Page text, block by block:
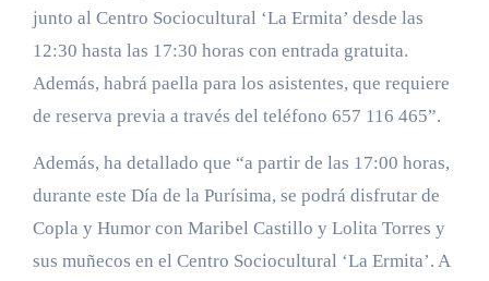
junto al Centro Sociocultural ‘La Ermita’ desde las
12:30 hasta las 17:30 horas con entrada gratuita.
Además, habrá paella para los asistentes, que requiere
de reserva previa a través del teléfono 657 116 465”.
Además, ha detallado que “a partir de las 17:00 horas,
durante este Día de la Purísima, se podrá disfrutar de
Copla y Humor con Maribel Castillo y Lolita Torres y
sus muñecos en el Centro Sociocultural ‘La Ermita’. A